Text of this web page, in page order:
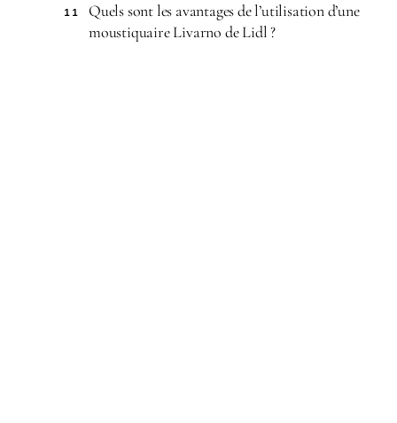
11
Quels sont les avantages de l’utilisation d’une
moustiquaire Livarno de Lidl ?